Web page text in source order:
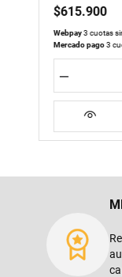
$615.900
Webpay3 cuotas
Mercado pago3
－